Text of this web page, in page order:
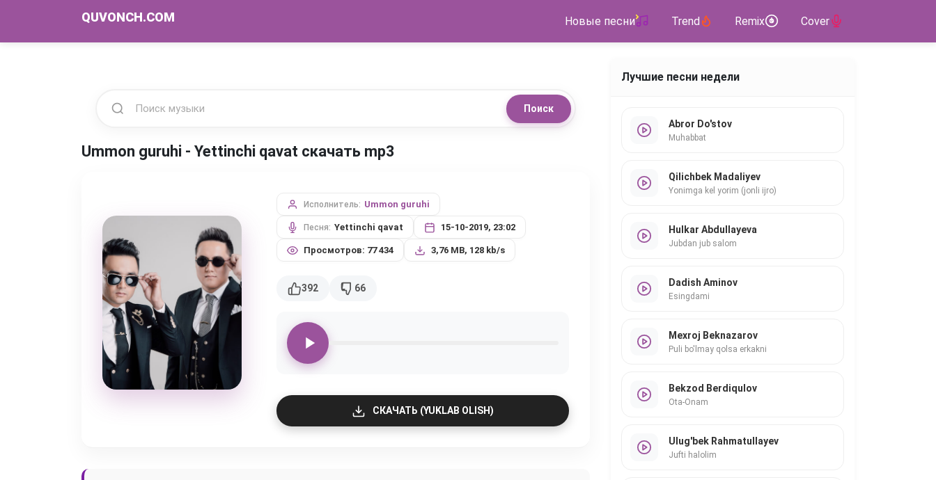
QUVONCH.COM Новые песни Trend Remix Cover
Поиск
Ummon guruhi - Yettinchi qavat скачать mp3
Исполнитель: Ummon guruhi
Песня: Yettinchi qavat 15-10-2019, 23:02
Просмотров: 77 434 3,76 MB, 128 kb/s
392 66
СКАЧАТЬ (YUKLAB OLISH)
Лучшие песни недели
Abror Do'stov
Muhabbat
Qilichbek Madaliyev
Yonimga kel yorim (jonli ijro)
Hulkar Abdullayeva
Jubdan jub salom
Dadish Aminov
Esingdami
Mexroj Beknazarov
Puli bo'lmay qolsa erkakni
Bekzod Berdiqulov
Ota-Onam
Ulug'bek Rahmatullayev
Jufti halolim